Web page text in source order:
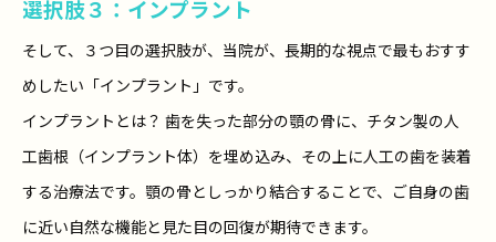
選択肢３：インプラント
そして、３つ目の選択肢が、当院が、長期的な視点で最もおすす
めしたい「インプラント」です。
インプラントとは？ 歯を失った部分の顎の骨に、チタン製の人
工歯根（インプラント体）を埋め込み、その上に人工の歯を装着
する治療法です。顎の骨としっかり結合することで、ご自身の歯
に近い自然な機能と見た目の回復が期待できます。